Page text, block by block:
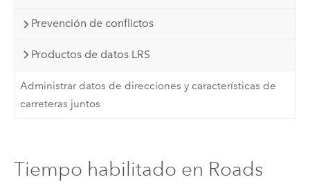
Prevención de conflictos
Productos de datos LRS
Administrar datos de direcciones y características de
carreteras juntos
Tiempo habilitado en Roads